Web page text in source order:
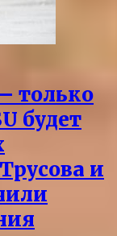
только
будет
и